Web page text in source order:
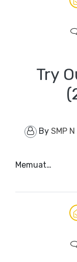
Try
By SMP
Memuat…